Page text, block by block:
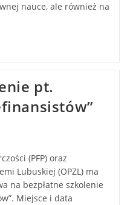
nauce, ale również na
pt.
(PFP) oraz
Lubuskiej (OPZL) ma
na bezpłatne szkolenie
Miejsce i data